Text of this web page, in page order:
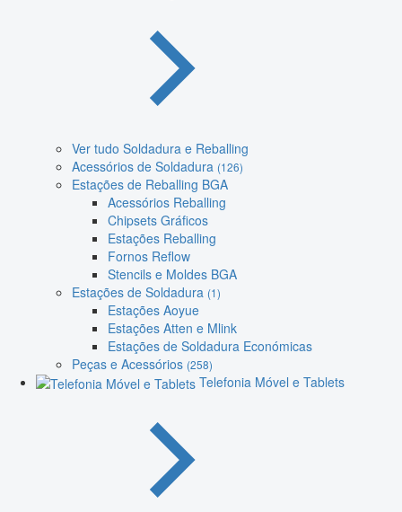
Ver tudo Soldadura e Reballing
Acessórios de Soldadura (126)
Estações de Reballing BGA
Acessórios Reballing
Chipsets Gráficos
Estações Reballing
Fornos Reflow
Stencils e Moldes BGA
Estações de Soldadura (1)
Estações Aoyue
Estações Atten e Mlink
Estações de Soldadura Económicas
Peças e Acessórios (258)
Telefonia Móvel e Tablets